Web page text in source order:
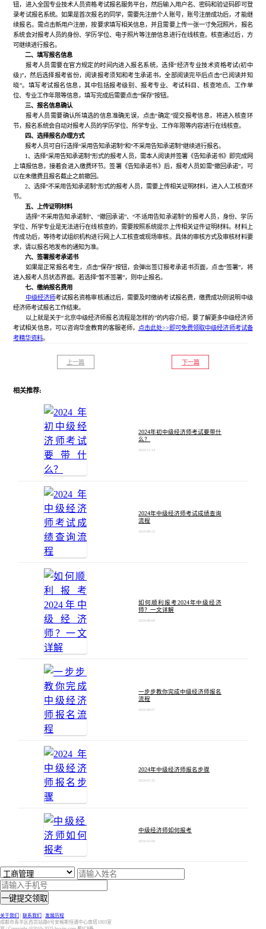
钮，进入全国专业技术人员资格考试报名服务平台，然后输入用户名、密码和验证码即可登
录考试报名系统。如果是首次报名的同学，需要先注册个人账号，账号注册成功后，才能继
续报名。需点击新用户注册，按要求填写相关信息，并且需要上传一张一寸免冠照片，报名
系统会对报考人员的身份、学历学位、电子照片等注册信息进行在线核查。核查通过后，方
可继续进行报名。
二、填写报名信息
报考人员需要在官方规定的时间内进入报名系统，选择“经济专业技术资格考试(初中
级)”，然后选择报考省份，阅读报考须知和考生承诺书，全部阅读完毕后点击“已阅读并知
晓”。填写考试报名信息，其中包括报考级别、报考专业、考试科目、核查地点、工作单
位、专业工作年限等信息，填写完成后需要点击“保存”按钮。
三、报名信息确认
报考人员需要确认所填选的信息准确无误，点击“确定”提交报考信息，将进入核查环
节，报名系统会自动对报考人员的学历学位、所学专业、工作年限等内容进行在线核查。
四、选择报名办理方式
报考人员可自行选择“采用告知承诺制”和“不采用告知承诺制”继续进行报名。
1、选择“采用告知承诺制”形式的报考人员，需本人阅读并签署《告知承诺书》即完成网
上填报信息，接着会进入缴费环节。签署《告知承诺书》后，报考人员如需“撤回承诺”，可
以在未缴费且报名截止之前撤回。
2、选择“不采用告知承诺制”形式的报考人员，需要上传相关证明材料，进入人工核查环
节。
五、上传证明材料
选择“不采用告知承诺制”、“撤回承诺”、“不适用告知承诺制”的报考人员，身份、学历
学位、所学专业是无法进行在线核查的，需要按照系统提示上传相关证件证明材料。材料上
传成功后，等待考试组织机构进行网上人工核查或现场审核。具体的审核方式及审核材料要
求，请以报名地发布的通知为准。
六、签署报考承诺书
如果是正常报名考生，点击“保存”按钮，会弹出签订报考承诺书页面，点击“签署”，将
进入报考人员状态界面。若选择“暂不签署”，则中止报名。
七、缴纳报名费用
中级经济师考试报名资格审核通过后，需要及时缴纳考试报名费，缴费成功则说明中级
经济师考试报名工作结束。
以上就是关于“北京中级经济师报名流程是怎样的”的内容介绍，要了解更多中级经济师
考试相关信息，可以咨询华金教育的客服老师， 点击此处>>即可免费领取中级经济师考试备
考精华资料。
上一篇 下一篇
相关推荐:
2024年初中级经济师考试要带什
么？
2024-11-14
2024年中级经济师考试成绩查询
流程
2024-08-23
如何顺利报考2024年中级经济
师？一文详解
2024-08-09
一步步教你完成中级经济师报名
流程
2024-08-07
2024年中级经济师报名步骤
2024-07-25
中级经济师如何报考
2024-03-06
一键提交领取
关于我们 联系我们
发展历程
成都市青羊区西货站路6号安格斯恒通中心南塔1003室